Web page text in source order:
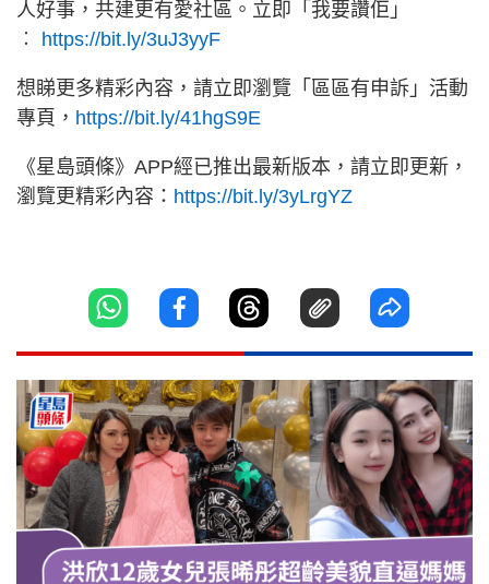
人好事，共建更有愛社區。立即「我要讚佢」
︰ https://bit.ly/3uJ3yyF
想睇更多精彩內容，請立即瀏覽「區區有申訴」活動
專頁， https://bit.ly/41hgS9E
《星島頭條》APP經已推出最新版本，請立即更新，
瀏覽更精彩內容： https://bit.ly/3yLrgYZ